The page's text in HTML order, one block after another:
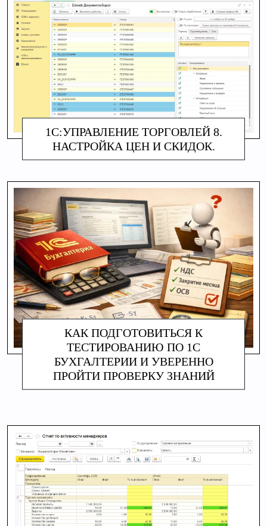
1С:УПРАВЛЕНИЕ ТОРГОВЛЕЙ 8.
НАСТРОЙКА ЦЕН И СКИДОК.
АЛИНА МАКАРОВА
КАК ПОДГОТОВИТЬСЯ К
ТЕСТИРОВАНИЮ ПО 1С
БУХГАЛТЕРИИ И УВЕРЕННО
ПРОЙТИ ПРОВЕРКУ ЗНАНИЙ
АЛИНА МАКАРОВА